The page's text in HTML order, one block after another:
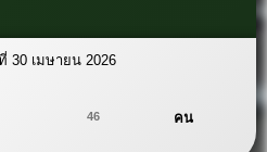
30 เมษายน 2026
46 คน